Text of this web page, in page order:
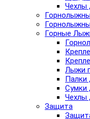
Чехлы
Горные
Лыжи
Палки
Сумки
Чехлы
Защита